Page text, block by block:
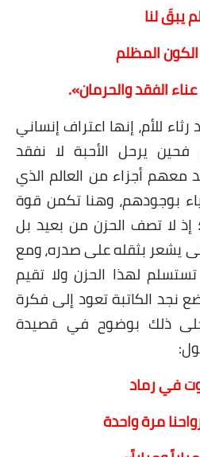
يبقَ لنا
الكون المظلم
الفقد والحرمان».
للأم، إنها اعتراف إنساني
فحين يرحل الأحبة لا نفقد
أجزاء من العالم الذي
بوجودهم، وهنا تكمن قوة
لا تصف الحزن من بعيد بل
يشعر بثقله على صدره، ومع
لهذا الحزن ولا تقيم
نجد الكاتبة تعود إلى فكرة
ذلك بوضوح في قصيدة
في رماد
مرة واحدة